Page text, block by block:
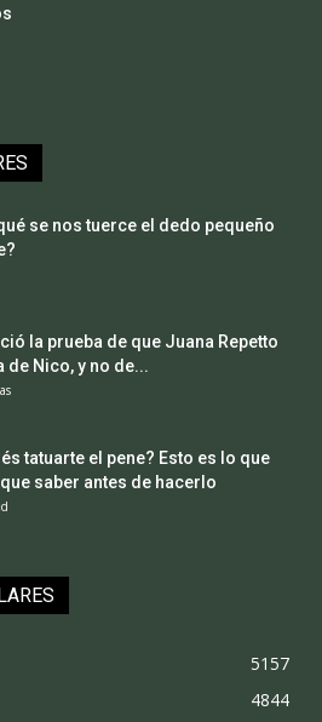
se nos tuerce el dedo pequeño
la prueba de que Juana Repetto
de Nico, y no de...
tatuarte el pene? Esto es lo que
saber antes de hacerlo
5157
4844